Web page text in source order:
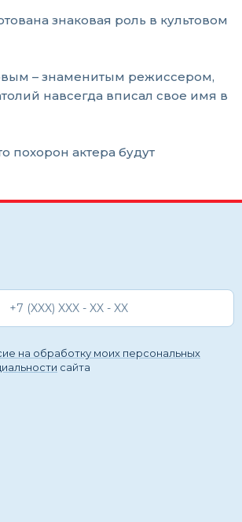
знаковая роль в культовом
– знаменитым режиссером,
навсегда вписал свое имя в
похорон актера будут
на обработку моих персональных
сайта